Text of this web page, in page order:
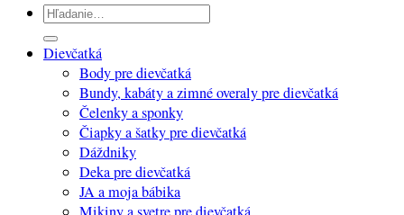
Hľadať:
Dievčatká
Body pre dievčatká
Bundy, kabáty a zimné overaly pre dievčatká
Čelenky a sponky
Čiapky a šatky pre dievčatká
Dáždniky
Deka pre dievčatká
JA a moja bábika